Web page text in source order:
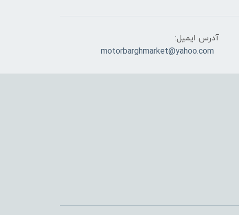
آدرس ایمیل:
motorbarghmarket@yahoo.com